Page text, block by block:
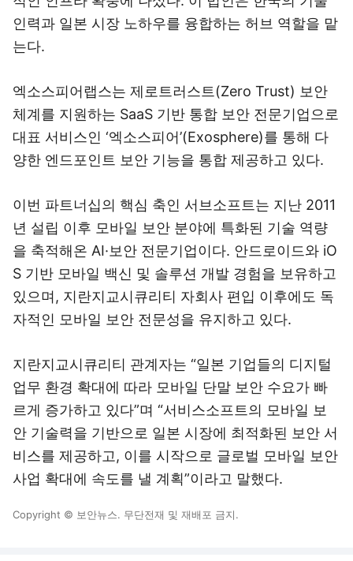
인력과 일본 시장 노하우를 융합하는 허브 역할을 맡
는다.
엑소스피어랩스는 제로트러스트(Zero Trust) 보안
체계를 지원하는 SaaS 기반 통합 보안 전문기업으로
대표 서비스인 ‘엑소스피어’(Exosphere)를 통해 다
양한 엔드포인트 보안 기능을 통합 제공하고 있다.
이번 파트너십의 핵심 축인 서브소프트는 지난 2011
년 설립 이후 모바일 보안 분야에 특화된 기술 역량
을 축적해온 AI·보안 전문기업이다. 안드로이드와 iO
S 기반 모바일 백신 및 솔루션 개발 경험을 보유하고
있으며, 지란지교시큐리티 자회사 편입 이후에도 독
자적인 모바일 보안 전문성을 유지하고 있다.
지란지교시큐리티 관계자는 “일본 기업들의 디지털
업무 환경 확대에 따라 모바일 단말 보안 수요가 빠
르게 증가하고 있다”며 “서비스소프트의 모바일 보
안 기술력을 기반으로 일본 시장에 최적화된 보안 서
비스를 제공하고, 이를 시작으로 글로벌 모바일 보안
사업 확대에 속도를 낼 계획”이라고 말했다.
Copyright © 보안뉴스. 무단전재 및 재배포 금지.